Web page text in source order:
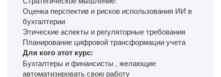
Оценка перспектив и рисков использования ИИ в
бухгалтерии
Этические аспекты и регуляторные требования
Планирование цифровой трансформации учета
Для кого этот курс:
Бухгалтеры и финансисты , желающие
автоматизировать свою работу